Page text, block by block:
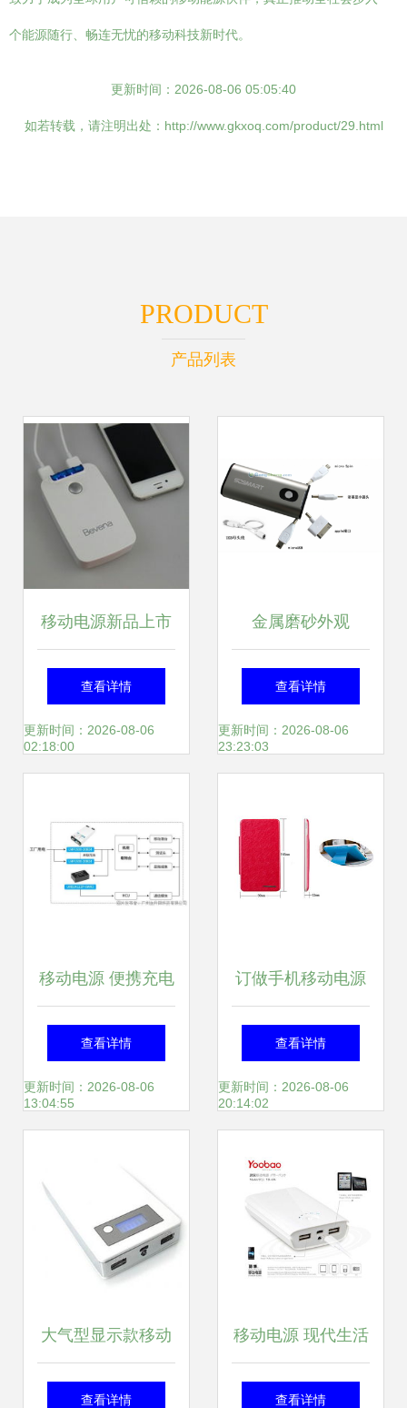
个能源随行、畅连无忧的移动科技新时代。
更新时间：2026-08-06 05:05:40
如若转载，请注明出处：http://www.gkxoq.com/product/29.html
PRODUCT
产品列表
移动电源新品上市
超值热购，厂家直
销品质之选
查看详情
更新时间：2026-08-06
02:18:00
金属磨砂外观
4400mA通用移动
电源 精致与实用的
查看详情
更新时间：2026-08-06
23:23:03
移动电源 便携充电
的得力助手
查看详情
更新时间：2026-08-06
13:04:55
订做手机移动电源
工厂 专业批发上百
种款式充电宝，助
查看详情
更新时间：2026-08-06
20:14:02
大气型显示款移动
电源 深圳宝安多美
查看详情
移动电源 现代生活
的能量守护者
查看详情